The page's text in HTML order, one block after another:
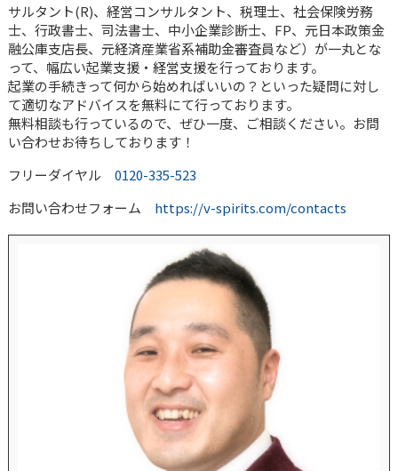
サルタント(R)、経営コンサルタント、税理士、社会保険労務
士、行政書士、司法書士、中小企業診断士、FP、元日本政策金
融公庫支店長、元経済産業省系補助金審査員など）が一丸とな
って、幅広い起業支援・経営支援を行っております。
起業の手続きって何から始めればいいの？といった疑問に対し
て適切なアドバイスを無料にて行っております。
無料相談も行っているので、ぜひ一度、ご相談ください。お問
い合わせお待ちしております！
フリーダイヤル 0120-335-523
お問い合わせフォーム https://v-spirits.com/contacts